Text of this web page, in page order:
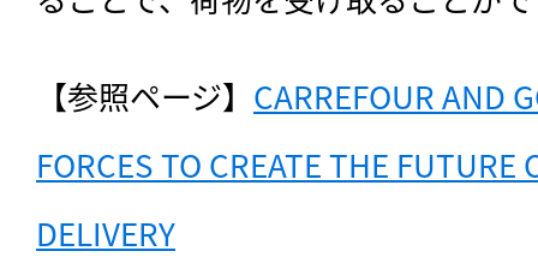
【参照ページ】 CARREFOUR AND
FORCES TO CREATE THE FUTURE
DELIVERY